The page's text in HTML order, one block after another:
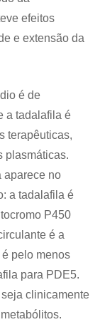
efeitos
e extensão da
é de
a tadalafila é
terapêuticas,
plasmáticas.
aparece no
a tadalafila é
P450
é a
pelo menos
para PDE5.
clinicamente